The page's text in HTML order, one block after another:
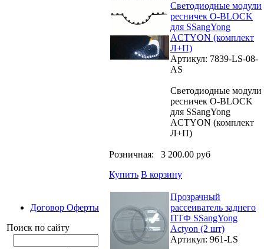
Договор Оферты
Поиск по сайту
Светодиодные модули
ресничек O-BLOCK
для SSangYong
ACTYON (комплект
Л+П)
Артикул: 7839-LS-08-
AS
Светодиодные модули
ресничек O-BLOCK
для SSangYong
ACTYON (комплект
Л+П)
Розничная: 3 200.00 руб
Купить В корзину
Прозрачный
рассеиватель заднего
ПТФ SSangYong
Actyon (2 шт)
Артикул: 961-LS